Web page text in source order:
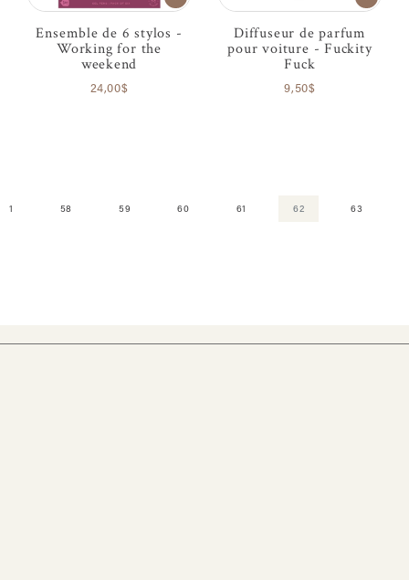
Ensemble de 6 stylos -
Working for the
weekend
24,00$
Diffuseur de parfum
pour voiture - Fuckity
Fuck
9,50$
1 58 59 60 61 62 63